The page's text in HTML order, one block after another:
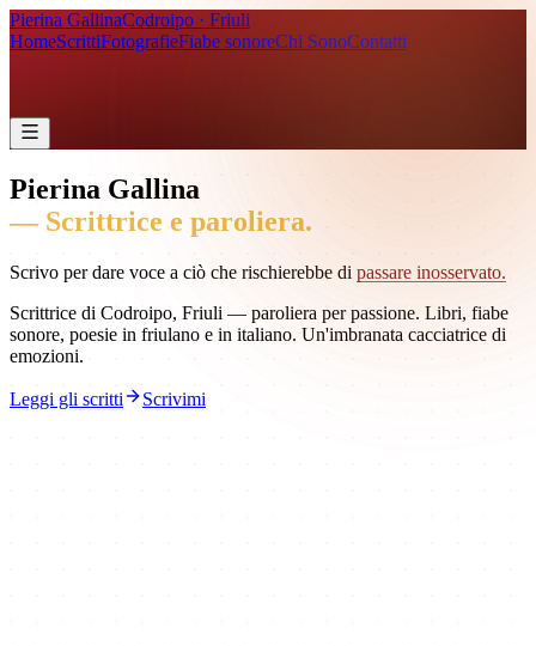
Pierina GallinaCodroipo · Friuli
HomeScrittiFotografieFiabe sonoreChi SonoContatti
Pierina Gallina
— Scrittrice e paroliera.
Scrivo per dare voce a ciò che rischierebbe di passare inosservato.
Scrittrice di Codroipo, Friuli — paroliera per passione. Libri, fiabe
sonore, poesie in friulano e in italiano. Un'imbranata cacciatrice di
emozioni.
Leggi gli scritti Scrivimi